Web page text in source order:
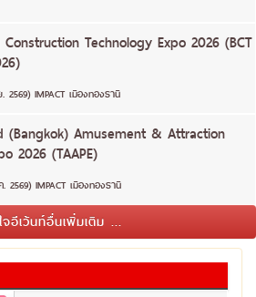
Technology Expo 2026 (BCT
2569) IMPACT เมืองทองธานี
(Bangkok) Amusement & Attraction
2026 (TAAPE)
2569) IMPACT เมืองทองธานี
จอีเว้นท์อื่นเพิ่มเติม ...